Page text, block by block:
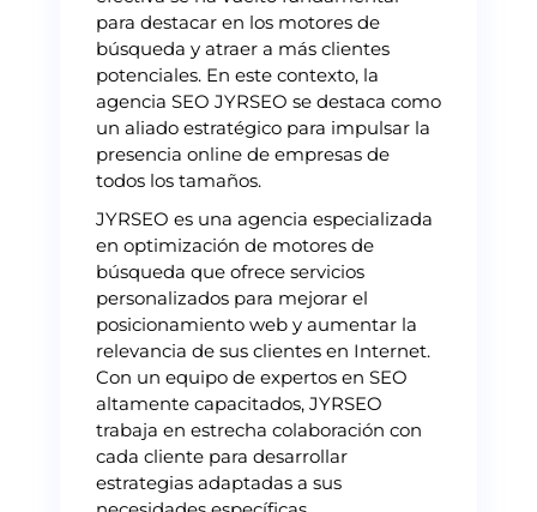
para destacar en los motores de
búsqueda y atraer a más clientes
potenciales. En este contexto, la
agencia SEO JYRSEO se destaca como
un aliado estratégico para impulsar la
presencia online de empresas de
todos los tamaños.
JYRSEO es una agencia especializada
en optimización de motores de
búsqueda que ofrece servicios
personalizados para mejorar el
posicionamiento web y aumentar la
relevancia de sus clientes en Internet.
Con un equipo de expertos en SEO
altamente capacitados, JYRSEO
trabaja en estrecha colaboración con
cada cliente para desarrollar
estrategias adaptadas a sus